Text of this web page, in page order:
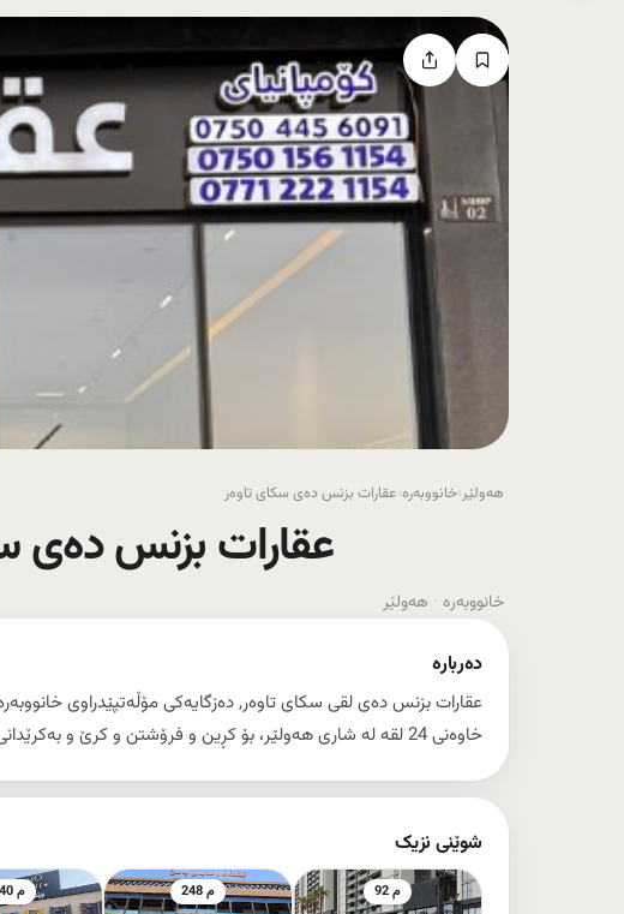
هەولێر›خانووبەرە›عقارات بزنس دەی سکای تاوەر
عقارات بزنس دەی
خانووبەرە · هەولێر
دەربارە
خاوەنی 24 لقە لە شاری هەولێر، بۆ کڕین و فرۆشتن و کرێ و بەکرێدانی موڵک لە سەرجەم پڕۆژەکانی هەولێر.
شوێنی نزیک
92 م 248 م 340 م